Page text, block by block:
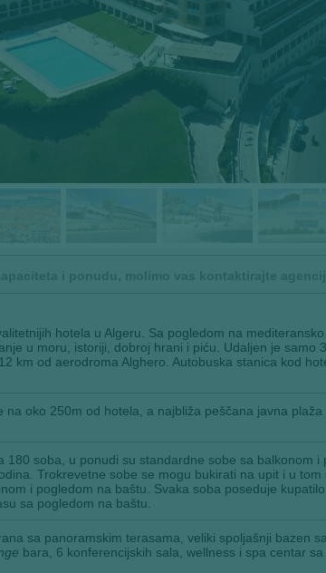
hotela u Algeru. Sa pogledom na
u moru, istoriji, dobroj hrani i piću. Udaljen je samo
km od aerodroma Alghero. Autobuska stanica kod
na oko 250m od hotela, a najbliža peščana javna
180 soba, u ponudi su standardne sobe sa balkonom
Trokrevetne sobe se mogu bukirati na upit i u
i pogledom na baštu. Svaka soba poseduje
sa pogledom na baštu.
sa panoramskim terasama, veliki spoljašnji bazen
bara, 6 konferencijskih sala, wellness i spa centar